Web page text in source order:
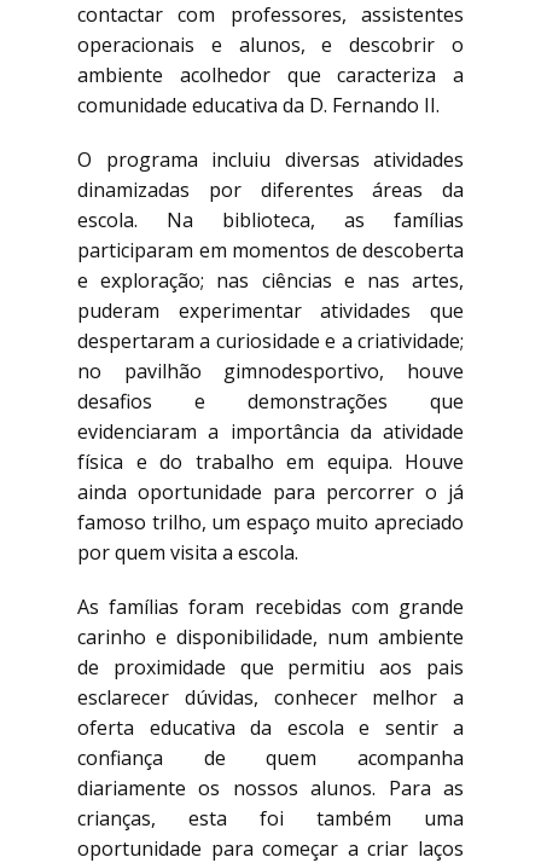
contactar com professores, assistentes
operacionais e alunos, e descobrir o
ambiente acolhedor que caracteriza a
comunidade educativa da D. Fernando II.
O programa incluiu diversas atividades
dinamizadas por diferentes áreas da
escola. Na biblioteca, as famílias
participaram em momentos de descoberta
e exploração; nas ciências e nas artes,
puderam experimentar atividades que
despertaram a curiosidade e a criatividade;
no pavilhão gimnodesportivo, houve
desafios e demonstrações que
evidenciaram a importância da atividade
física e do trabalho em equipa. Houve
ainda oportunidade para percorrer o já
famoso trilho, um espaço muito apreciado
por quem visita a escola.
As famílias foram recebidas com grande
carinho e disponibilidade, num ambiente
de proximidade que permitiu aos pais
esclarecer dúvidas, conhecer melhor a
oferta educativa da escola e sentir a
confiança de quem acompanha
diariamente os nossos alunos. Para as
crianças, esta foi também uma
oportunidade para começar a criar laços